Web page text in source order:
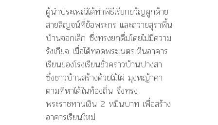
ผู้นำประเพณีได้ทำพิธีเรียกขวัญผูกด้าย
สายสิญจน์ที่ข้อพระกร และถวายสุราพื้น
บ้านจอกเล็ก ซึ่งทรงยกดื่มโดยไม่มีความ
รังเกียจ เมื่อได้ทอดพระเนตรเห็นอาคาร
เรียนของโรงเรียนชั่วคราวบ้านปางสา
ซึ่งชาวบ้านสร้างด้วยไม้ไผ่ มุงหญ้าคา
ตามที่หาได้ในท้องถิ่น จึงทรง
พระราชทานเงิน 2 หมื่นบาท เพื่อสร้าง
อาคารเรียนใหม่